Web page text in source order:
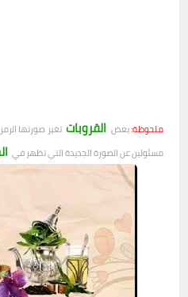
ملحوظة:بعض القروبات تغير صورتها
مسئولين عن الصورة الجديدة التي تظهر في